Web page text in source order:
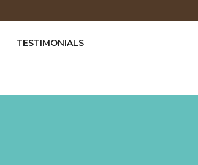
TESTIMONIALS